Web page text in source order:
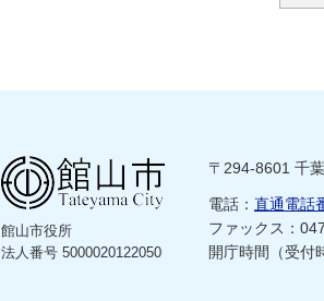
館山市役所
法人番号 5000020122050
〒294-8601 千
電話： 直通電話
ファックス：
開庁時間（受付